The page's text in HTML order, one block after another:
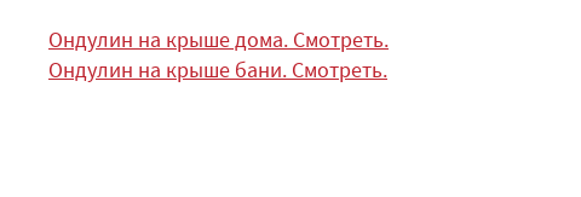
Ондулин на крыше дома. Смотреть.
Ондулин на крыше бани. Смотреть.